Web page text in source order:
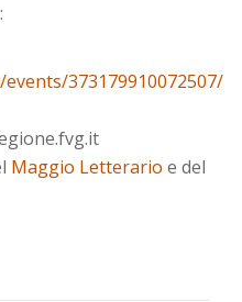
373179910072507/
Maggio Letterario e del